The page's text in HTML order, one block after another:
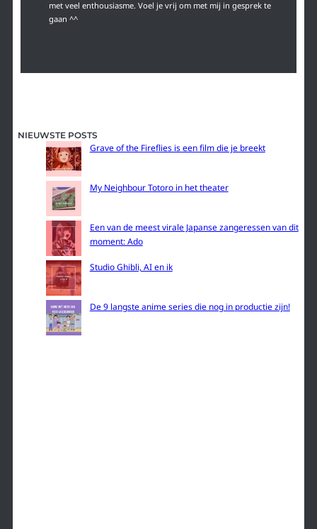
met veel enthousiasme. Voel je vrij om met mij in gesprek te
gaan ^^
NIEUWSTE POSTS
Grave of the Fireflies is een film die je breekt
My Neighbour Totoro in het theater
Een van de meest virale Japanse zangeressen van dit
moment: Ado
Studio Ghibli, AI en ik
De 9 langste anime series die nog in productie zijn!